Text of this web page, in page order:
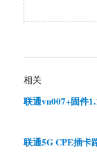
相关
联通vn007+固件
联通5G CPE插卡